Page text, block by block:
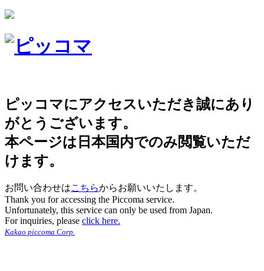
ピッコマにアクセスいただき誠にあり
がとうございます。
本ページは日本国内でのみ閲覧いただ
けます。
お問い合わせはこちらからお願いいたします。
Thank you for accessing the Piccoma service.
Unfortunately, this service can only be used from Japan.
For inquiries, please click here.
Kakao piccoma Corp.